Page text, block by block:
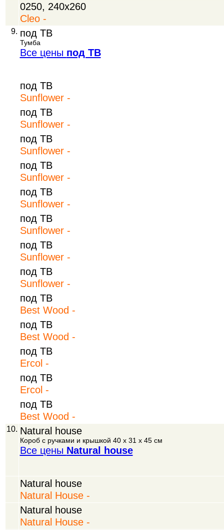
0250, 240х260
Cleo -
9. под ТВ
Тумба
Все цены под ТВ
под ТВ
Sunflower -
под ТВ
Sunflower -
под ТВ
Sunflower -
под ТВ
Sunflower -
под ТВ
Sunflower -
под ТВ
Sunflower -
под ТВ
Sunflower -
под ТВ
Sunflower -
под ТВ
Best Wood -
под ТВ
Best Wood -
под ТВ
Ercol -
под ТВ
Ercol -
под ТВ
Best Wood -
10. Natural house
Короб с ручками и крышкой 40 х 31 х 45 см
Все цены Natural house
Natural house
Natural House -
Natural house
Natural House -